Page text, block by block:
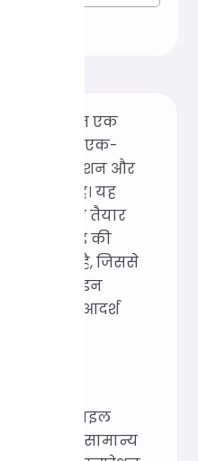
पर आधारित एक
है, जो एक-
इंडेंटेशन और
करता है। यह
के लिए तैयार
और टीम कोड की
कर सकता है, जिससे
ऑनलाइन
के लिए आदर्श
स्टाइल
शैलियों की सामान्य